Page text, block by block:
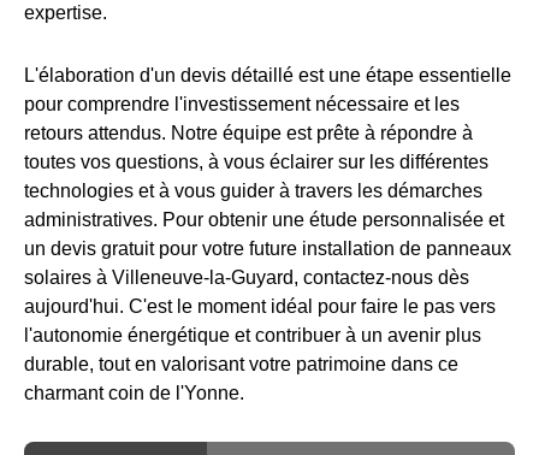
expertise.
L'élaboration d'un devis détaillé est une étape essentielle
pour comprendre l'investissement nécessaire et les
retours attendus. Notre équipe est prête à répondre à
toutes vos questions, à vous éclairer sur les différentes
technologies et à vous guider à travers les démarches
administratives. Pour obtenir une étude personnalisée et
un devis gratuit pour votre future installation de panneaux
solaires à Villeneuve-la-Guyard, contactez-nous dès
aujourd'hui. C'est le moment idéal pour faire le pas vers
l'autonomie énergétique et contribuer à un avenir plus
durable, tout en valorisant votre patrimoine dans ce
charmant coin de l'Yonne.